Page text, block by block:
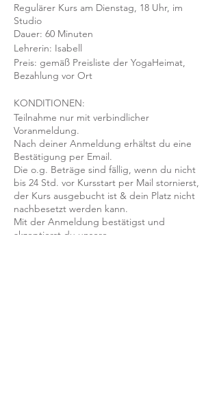
Regulärer Kurs am Dienstag, 18 Uhr, im
Studio
Dauer: 60 Minuten
Lehrerin: Isabell
Preis: gemäß Preisliste der YogaHeimat,
Bezahlung vor Ort
KONDITIONEN:
Teilnahme nur mit verbindlicher
Voranmeldung.
Nach deiner Anmeldung erhältst du eine
Bestätigung per Email.
Die o.g. Beträge sind fällig, wenn du nicht
bis 24 Std. vor Kursstart per Mail stornierst,
der Kurs ausgebucht ist & dein Platz nicht
nachbesetzt werden kann.
Mit der Anmeldung bestätigst und
akzeptierst du unsere